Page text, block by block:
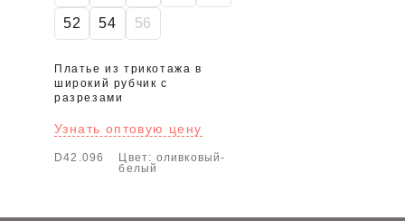
52 54 56
Платье из трикотажа в
широкий рубчик с
разрезами
Узнать оптовую цену
D42.096
Цвет: оливковый-
белый